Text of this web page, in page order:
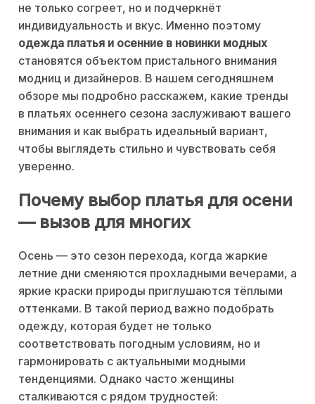
не только согреет, но и подчеркнёт
индивидуальность и вкус. Именно поэтому
одежда платья и осенние в новинки модных
становятся объектом пристального внимания
модниц и дизайнеров. В нашем сегодняшнем
обзоре мы подробно расскажем, какие тренды
в платьях осеннего сезона заслуживают вашего
внимания и как выбрать идеальный вариант,
чтобы выглядеть стильно и чувствовать себя
уверенно.
Почему выбор платья для осени
— вызов для многих
Осень — это сезон перехода, когда жаркие
летние дни сменяются прохладными вечерами, а
яркие краски природы приглушаются тёплыми
оттенками. В такой период важно подобрать
одежду, которая будет не только
соответствовать погодным условиям, но и
гармонировать с актуальными модными
тенденциями. Однако часто женщины
сталкиваются с рядом трудностей: